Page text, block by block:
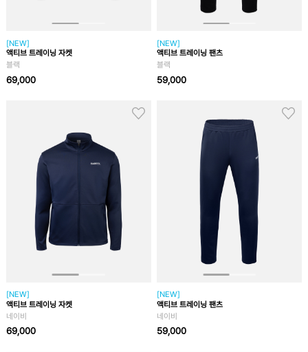
[NEW]
액티브 트레이닝 자켓
블랙
69,000
[NEW]
액티브 트레이닝 팬츠
블랙
59,000
[NEW]
액티브 트레이닝 자켓
네이비
69,000
[NEW]
액티브 트레이닝 팬츠
네이비
59,000